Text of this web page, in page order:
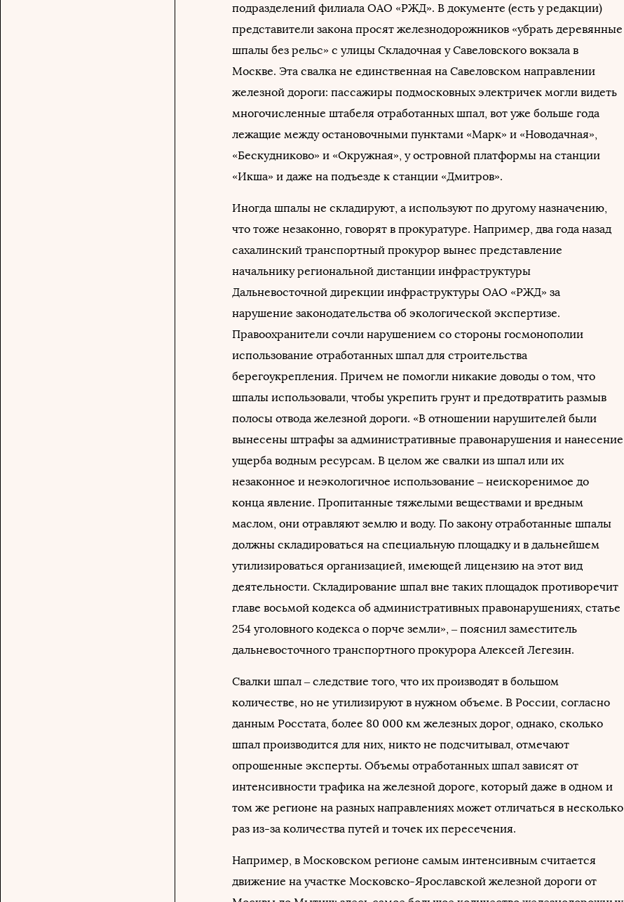
подразделений филиала ОАО «РЖД». В документе (есть у редакции)
представители закона просят железнодорожников «убрать деревянные
шпалы без рельс» с улицы Складочная у Савеловского вокзала в
Москве. Эта свалка не единственная на Савеловском направлении
железной дороги: пассажиры подмосковных электричек могли видеть
многочисленные штабеля отработанных шпал, вот уже больше года
лежащие между остановочными пунктами «Марк» и «Новодачная»,
«Бескудниково» и «Окружная», у островной платформы на станции
«Икша» и даже на подъезде к станции «Дмитров».
Иногда шпалы не складируют, а используют по другому назначению,
что тоже незаконно, говорят в прокуратуре. Например, два года назад
сахалинский транспортный прокурор вынес представление
начальнику региональной дистанции инфраструктуры
Дальневосточной дирекции инфраструктуры ОАО «РЖД» за
нарушение законодательства об экологической экспертизе.
Правоохранители сочли нарушением со стороны госмонополии
использование отработанных шпал для строительства
берегоукрепления. Причем не помогли никакие доводы о том, что
шпалы использовали, чтобы укрепить грунт и предотвратить размыв
полосы отвода железной дороги. «В отношении нарушителей были
вынесены штрафы за административные правонарушения и нанесение
ущерба водным ресурсам. В целом же свалки из шпал или их
незаконное и неэкологичное использование – неискоренимое до
конца явление. Пропитанные тяжелыми веществами и вредным
маслом, они отравляют землю и воду. По закону отработанные шпалы
должны складироваться на специальную площадку и в дальнейшем
утилизироваться организацией, имеющей лицензию на этот вид
деятельности. Складирование шпал вне таких площадок противоречит
главе восьмой кодекса об административных правонарушениях, статье
254 уголовного кодекса о порче земли», – пояснил заместитель
дальневосточного транспортного прокурора Алексей Легезин.
Свалки шпал – следствие того, что их производят в большом
количестве, но не утилизируют в нужном объеме. В России, согласно
данным Росстата, более 80 000 км железных дорог, однако, сколько
шпал производится для них, никто не подсчитывал, отмечают
опрошенные эксперты. Объемы отработанных шпал зависят от
интенсивности трафика на железной дороге, который даже в одном и
том же регионе на разных направлениях может отличаться в несколько
раз из-за количества путей и точек их пересечения.
Например, в Московском регионе самым интенсивным считается
движение на участке Московско-Ярославской железной дороги от